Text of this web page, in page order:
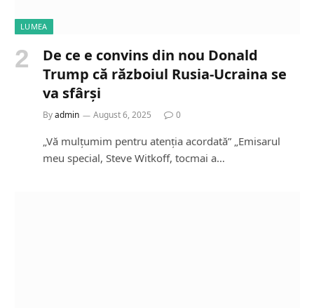
LUMEA
De ce e convins din nou Donald
Trump că războiul Rusia-Ucraina se
va sfârși
Byadmin August 6, 2025 0
„Vă mulțumim pentru atenția acordată” „Emisarul
meu special, Steve Witkoff, tocmai a…